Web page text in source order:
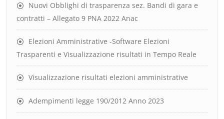
Nuovi Obblighi di trasparenza sez. Bandi di gara e
contratti – Allegato 9 PNA 2022 Anac
Elezioni Amministrative -Software Elezioni
Trasparenti e Visualizzazione risultati in Tempo Reale
Visualizzazione risultati elezioni amministrative
Adempimenti legge 190/2012 Anno 2023